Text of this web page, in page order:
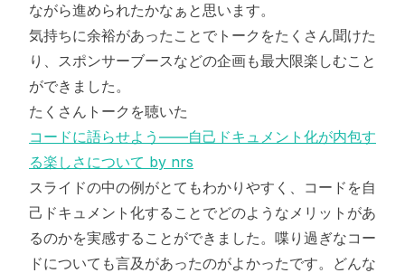
ながら進められたかなぁと思います。
気持ちに余裕があったことでトークをたくさん聞けた
り、スポンサーブースなどの企画も最大限楽しむこと
ができました。
たくさんトークを聴いた
コードに語らせよう――自己ドキュメント化が内包す
る楽しさについて by nrs
スライドの中の例がとてもわかりやすく、コードを自
己ドキュメント化することでどのようなメリットがあ
るのかを実感することができました。喋り過ぎなコー
ドについても言及があったのがよかったです。どんな